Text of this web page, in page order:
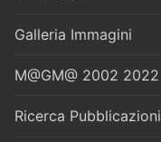
Galleria Immagini
M@GM@ 2002 2022
Ricerca Pubblicazioni